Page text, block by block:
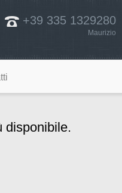
+39 335 1329280
Maurizio
disponibile.